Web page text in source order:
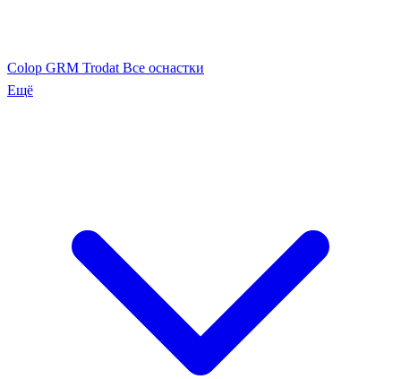
Colop GRM Trodat Все оснастки
Ещё